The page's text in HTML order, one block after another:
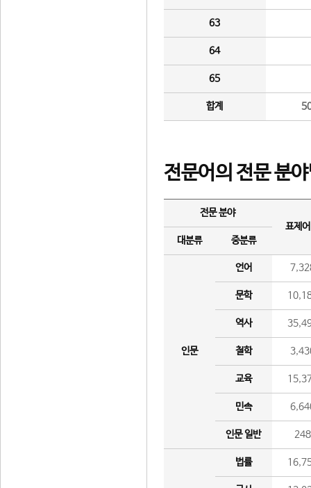
63
64
65
합계
전문어의 전문 분
전문 분야
표제
대분류
중분류
인문
언어
문학
역사
철학
교육
민속
인문 일반 248
법률